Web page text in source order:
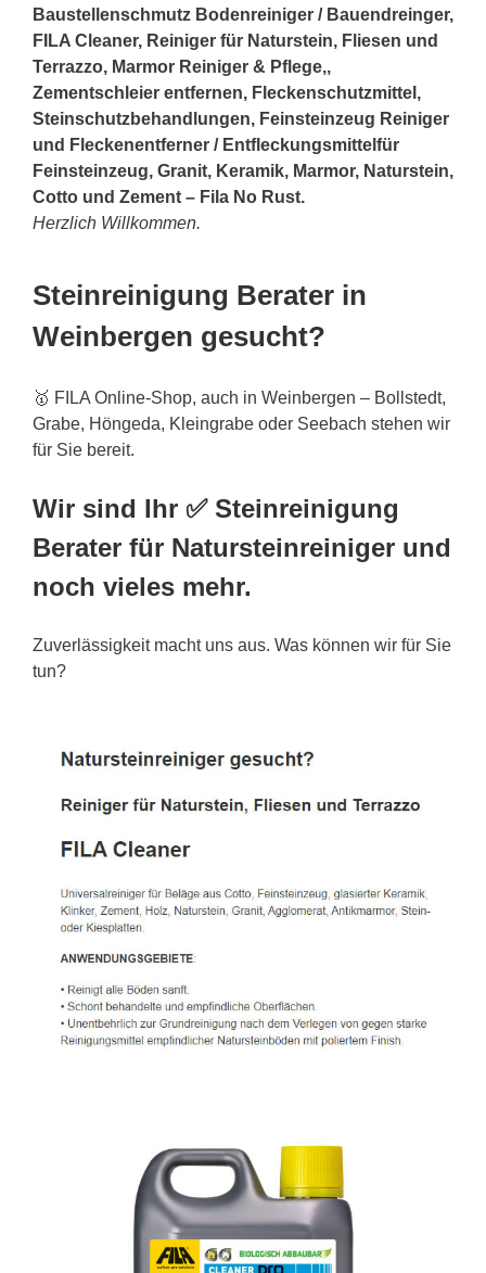
Baustellenschmutz Bodenreiniger / Bauendreinger,
FILA Cleaner, Reiniger für Naturstein, Fliesen und
Terrazzo, Marmor Reiniger & Pflege,,
Zementschleier entfernen, Fleckenschutzmittel,
Steinschutzbehandlungen, Feinsteinzeug Reiniger
und Fleckenentferner / Entfleckungsmittelfür
Feinsteinzeug, Granit, Keramik, Marmor, Naturstein,
Cotto und Zement – Fila No Rust.
Herzlich Willkommen.
Steinreinigung Berater in
Weinbergen gesucht?
🥇 FILA Online-Shop, auch in Weinbergen – Bollstedt,
Grabe, Höngeda, Kleingrabe oder Seebach stehen wir
für Sie bereit.
Wir sind Ihr ✅ Steinreinigung
Berater für Natursteinreiniger und
noch vieles mehr.
Zuverlässigkeit macht uns aus. Was können wir für Sie
tun?